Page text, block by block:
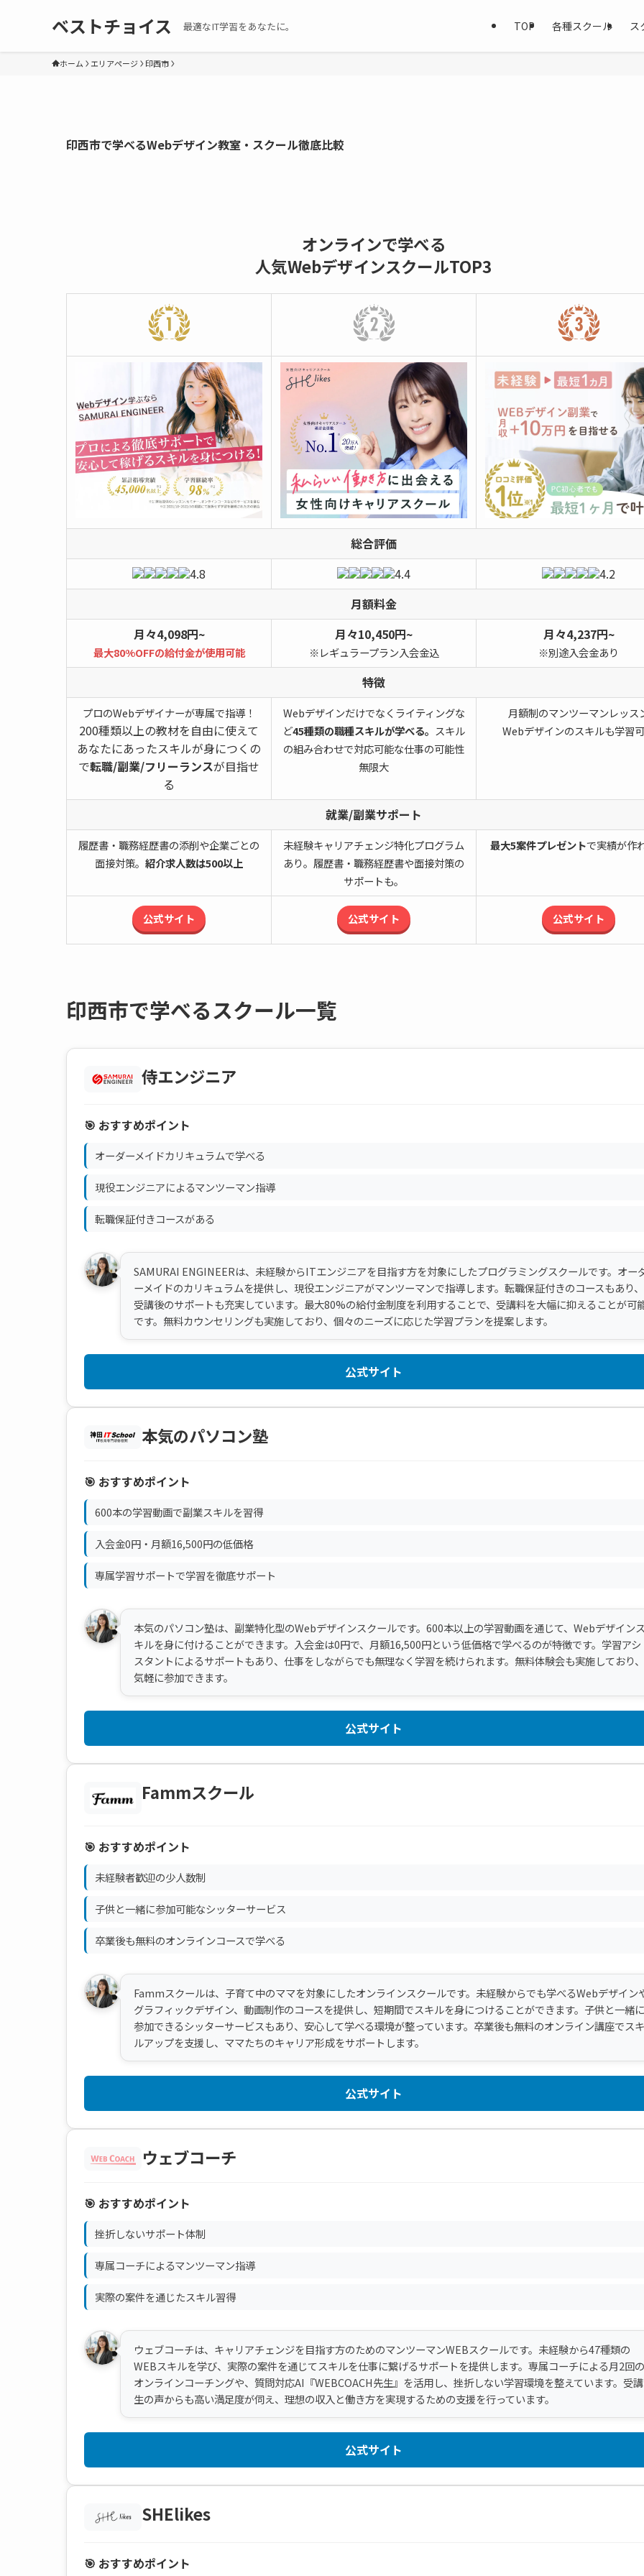
ベストチョイス 最適なIT学習をあなたに。 TOP 各種スクール ス
ホーム エリアページ 印西市
印西市で学べるWebデザイン教室・スクール徹底比較
オンラインで学べる
人気WebデザインスクールTOP3
総合評価
4.8
4.4
4.2
月額料金
月々4,098円~
最大80%OFFの給付金が使用可能
月々10,450円~
※レギュラープラン入会金込
月々4,237円~
※別途入会金あり
特徴
プロのWebデザイナーが専属で指導！
200種類以上の教材を自由に使えて
あなたにあったスキルが身につくの
で転職/副業/フリーランスが目指せ
る
Webデザインだけでなくライティングな
ど45種類の職種スキルが学べる。 スキル
の組み合わせで対応可能な仕事の可能性
無限大
月額制のマンツーマンレッス
Webデザインのスキルも学習
就業/副業サポート
履歴書・職務経歴書の添削や企業ごとの
面接対策。 紹介求人数は500以上
未経験キャリアチェンジ特化プログラム
あり。履歴書・職務経歴書や面接対策の
サポートも。
最大5案件プレゼントで実績が作
公式サイト 公式サイト 公式サイト
印西市で学べるスクール一覧
侍エンジニア
🎯 おすすめポイント
オーダーメイドカリキュラムで学べる
現役エンジニアによるマンツーマン指導
転職保証付きコースがある
SAMURAI ENGINEERは、未経験からITエンジニアを目指す方を対象にしたプログラミングスクールです。オー
ーメイドのカリキュラムを提供し、現役エンジニアがマンツーマンで指導します。転職保証付きのコースもあり、
受講後のサポートも充実しています。最大80%の給付金制度を利用することで、受講料を大幅に抑えることが可
です。無料カウンセリングも実施しており、個々のニーズに応じた学習プランを提案します。
公式サイト
本気のパソコン塾
🎯 おすすめポイント
600本の学習動画で副業スキルを習得
入会金0円・月額16,500円の低価格
専属学習サポートで学習を徹底サポート
本気のパソコン塾は、副業特化型のWebデザインスクールです。600本以上の学習動画を通じて、Webデザイン
キルを身に付けることができます。入会金は0円で、月額16,500円という低価格で学べるのが特徴です。学習アシ
スタントによるサポートもあり、仕事をしながらでも無理なく学習を続けられます。無料体験会も実施しており、
気軽に参加できます。
公式サイト
Fammスクール
🎯 おすすめポイント
未経験者歓迎の少人数制
子供と一緒に参加可能なシッターサービス
卒業後も無料のオンラインコースで学べる
Fammスクールは、子育て中のママを対象にしたオンラインスクールです。未経験からでも学べるWebデザイン
グラフィックデザイン、動画制作のコースを提供し、短期間でスキルを身につけることができます。子供と一緒に
参加できるシッターサービスもあり、安心して学べる環境が整っています。卒業後も無料のオンライン講座でスキ
ルアップを支援し、ママたちのキャリア形成をサポートします。
公式サイト
ウェブコーチ
🎯 おすすめポイント
挫折しないサポート体制
専属コーチによるマンツーマン指導
実際の案件を通じたスキル習得
ウェブコーチは、キャリアチェンジを目指す方のためのマンツーマンWEBスクールです。未経験から47種類の
WEBスキルを学び、実際の案件を通じてスキルを仕事に繋げるサポートを提供します。専属コーチによる月2回の
オンラインコーチングや、質問対応AI『WEBCOACH先生』を活用し、挫折しない学習環境を整えています。受講
生の声からも高い満足度が伺え、理想の収入と働き方を実現するための支援を行っています。
公式サイト
SHElikes
🎯 おすすめポイント